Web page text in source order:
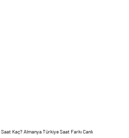
Kaç? Almanya Türkiye Saat Farkı Canlı